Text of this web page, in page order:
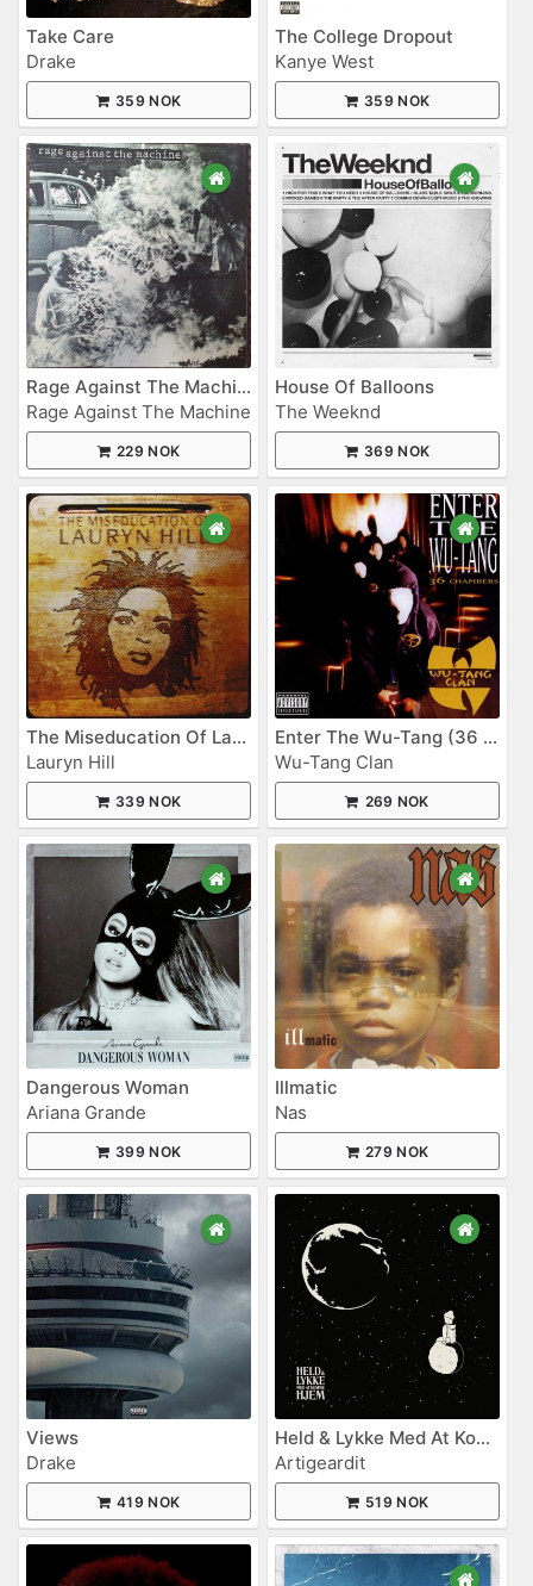
Take Care
Drake
359 NOK
The College Dropout
Kanye West
359 NOK
Rage Against The Machine
Rage Against The Machine
229 NOK
House Of Balloons
The Weeknd
369 NOK
The Miseducation Of Lauryn Hill
Lauryn Hill
339 NOK
Enter The Wu-Tang (36 Chambers)
Wu-Tang Clan
269 NOK
Dangerous Woman
Ariana Grande
399 NOK
Illmatic
Nas
279 NOK
Views
Drake
419 NOK
Held & Lykke Med At Komme Hjem
Artigeardit
519 NOK